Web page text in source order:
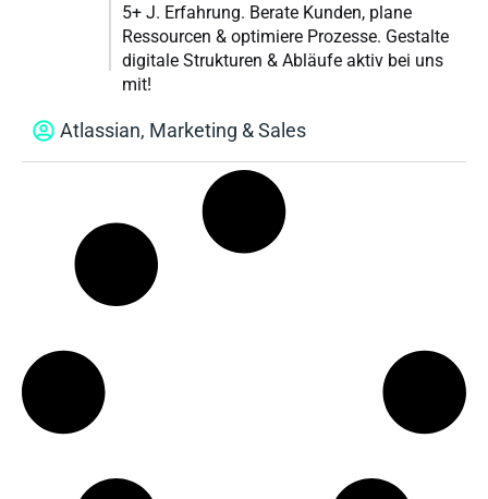
5+ J. Erfahrung. Berate Kunden, plane
Ressourcen & optimiere Prozesse. Gestalte
digitale Strukturen & Abläufe aktiv bei uns
mit!
Atlassian, Marketing & Sales